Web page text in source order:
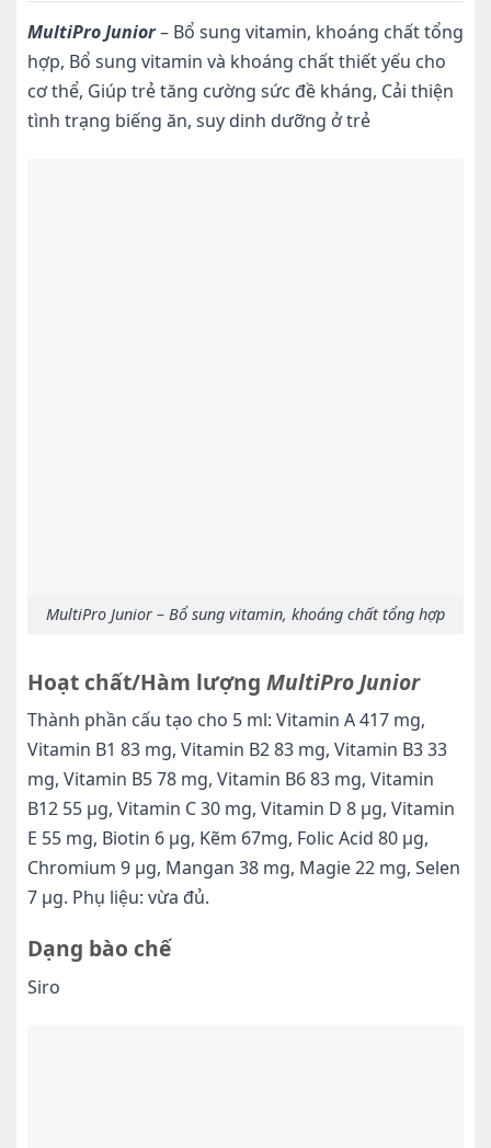
MultiPro Junior– Bổ sung vitamin, khoáng chất tổng
hợp, Bổ sung vitamin và khoáng chất thiết yếu cho
cơ thể, Giúp trẻ tăng cường sức đề kháng, Cải thiện
tình trạng biếng ăn, suy dinh dưỡng ở trẻ
MultiPro Junior – Bổ sung vitamin, khoáng chất tổng hợp
Hoạt chất/Hàm lượng MultiPro Junior
Thành phần cấu tạo cho 5 ml: Vitamin A 417 mg,
Vitamin B1 83 mg, Vitamin B2 83 mg, Vitamin B3 33
mg, Vitamin B5 78 mg, Vitamin B6 83 mg, Vitamin
B12 55 µg, Vitamin C 30 mg, Vitamin D 8 µg, Vitamin
E 55 mg, Biotin 6 µg, Kẽm 67mg, Folic Acid 80 µg,
Chromium 9 µg, Mangan 38 mg, Magie 22 mg, Selen
7 µg. Phụ liệu: vừa đủ.
Dạng bào chế
Siro